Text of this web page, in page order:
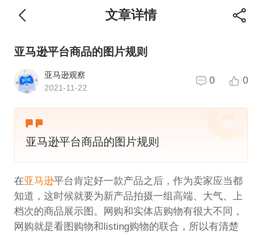
文章详情
亚马逊平台商品的图片规则
亚马逊观察
2021-11-22
0 0
亚马逊平台商品的图片规则
在亚马逊平台肯定好一款产品之后，作为卖家应当都
知道，这时候就要为新产品拍摄一组高端、大气、上
档次的商品展示图。网购和实体店购物有很大不同，
网购就是看图购物和listing购物的联合，所以有清楚